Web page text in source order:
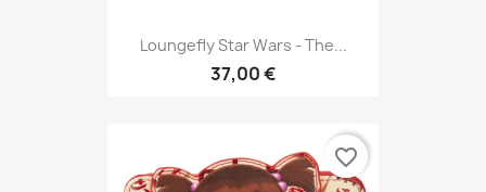
Loungefly Star Wars - The...
37,00 €
favorite_border